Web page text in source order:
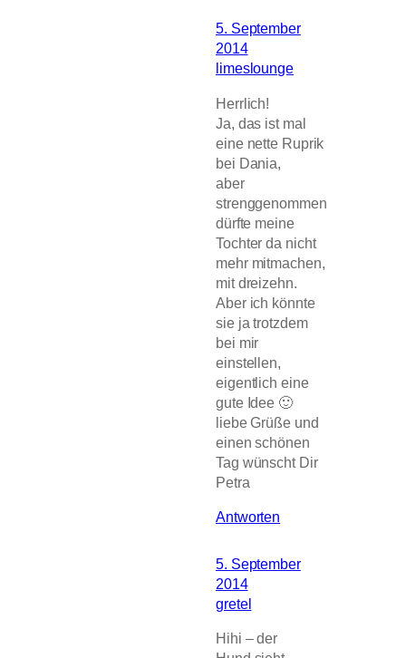
5. September
2014
limeslounge
Herrlich!
Ja, das ist mal
eine nette Ruprik
bei Dania,
aber
strenggenommen
dürfte meine
Tochter da nicht
mehr mitmachen,
mit dreizehn.
Aber ich könnte
sie ja trotzdem
bei mir
einstellen,
eigentlich eine
gute Idee 🙂
liebe Grüße und
einen schönen
Tag wünscht Dir
Petra
Antworten
5. September
2014
gretel
Hihi – der